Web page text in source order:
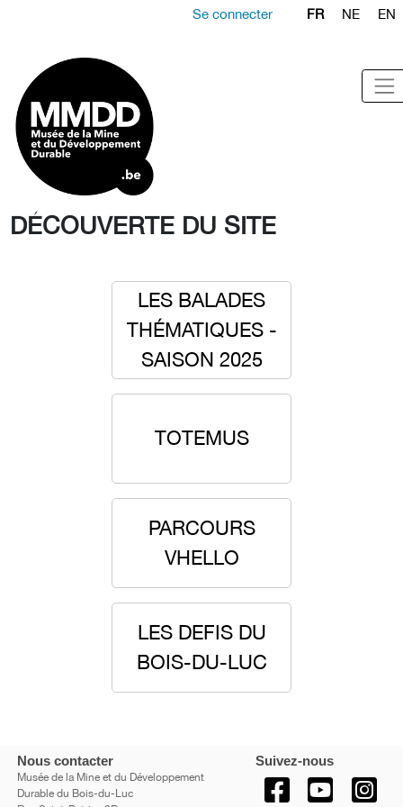
Se connecter FR NE EN
DÉCOUVERTE DU SITE
LES BALADES
THÉMATIQUES -
SAISON 2025
TOTEMUS
PARCOURS
VHELLO
LES DEFIS DU
BOIS-DU-LUC
Nous contacter
Musée de la Mine et du Développement
Durable du Bois-du-Luc
Suivez-nous